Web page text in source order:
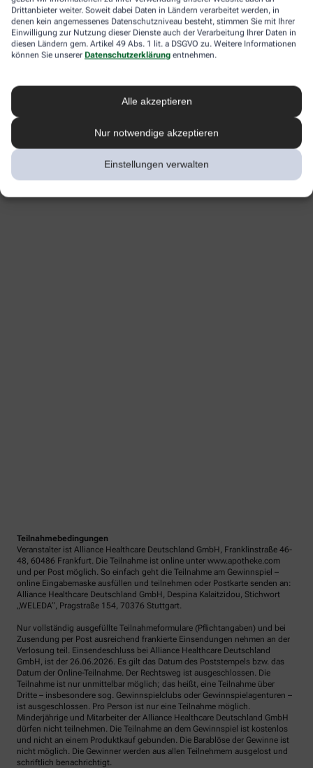
Drittanbieter weiter. Soweit dabei Daten in Ländern verarbeitet werden, in
denen kein angemessenes Datenschutzniveau besteht, stimmen Sie mit Ihrer
Einwilligung zur Nutzung dieser Dienste auch der Verarbeitung Ihrer Daten in
diesen Ländern gem. Artikel 49 Abs. 1 lit. a DSGVO zu. Weitere Informationen
können Sie unserer Datenschutzerklärung entnehmen.
Alle akzeptieren
Nur notwendige akzeptieren
Einstellungen verwalten
Teilnahmebedingungen
Veranstalter ist Alliance Healthcare Deutschland GmbH, Franklinstraße 46-
48, 60486 Frankfurt. Die Teilnahme ist online unter www.apotheke.com
und per Post möglich. So einfach geht die Teilnahme am Gewinnspiel –
online Eingabemaske ausfüllen und teilnehmen oder Postkarte senden an:
Alliance Healthcare Deutschland GmbH, Despina Kalaitzidou, Stichwort
„WELEDA“, Pragstraße 154, 70376 Stuttgart.
Nur vollständig ausgefüllte Teilnahmeformulare (Pflichtangaben) und bei
Zusendung per Post ausreichend frankierte Einsendungen nehmen an der
Verlosung teil. Einsendeschluss bei Alliance Healthcare Deutschland
GmbH, ist der 26.06.2026. Es gilt das Datum des Poststempels bzw. das
Datum der Online-Teilnahme. Der Rechtsweg ist ausgeschlossen. Die
Teilnahme ist nur unmittelbar möglich; das heißt, eine Teilnahme über
Dritte – insbesondere sog. Gewinnspielclubs oder Gewinnspielagenturen –
ist ausgeschlossen. Pro Person ist nur eine Teilnahme möglich.
Minderjährige und Mitarbeiter der Alliance Healthcare Deutschland GmbH
dürfen nicht teilnehmen. Die Teilnahme an dem Gewinnspiel ist kostenlos
und nicht an einem Produktkauf gebunden. Die Barablöse der Gewinne ist
nicht möglich. Die Gewinner werden aus allen Teilnehmern ausgelost und
schriftlich benachrichtigt.